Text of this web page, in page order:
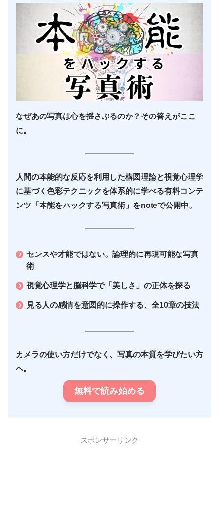
なぜあの写真は心を揺さぶるのか？その答えがここ
に。
人間の本能的な反応を利用した構図理論と視覚心理学
に基づく色彩テクニックを体系的に学べる有料コンテ
ンツ「本能をハックする写真術」をnoteで公開中。
センスや才能ではない。論理的に再現可能な写真
術
視覚心理学と脳科学で「美しさ」の正体を探る
見る人の感情を意図的に操作する、全10章の技法
カメラの使い方だけでなく、写真の本質を学びたい方
へ。
無料で読み始める
スポンサーリンク